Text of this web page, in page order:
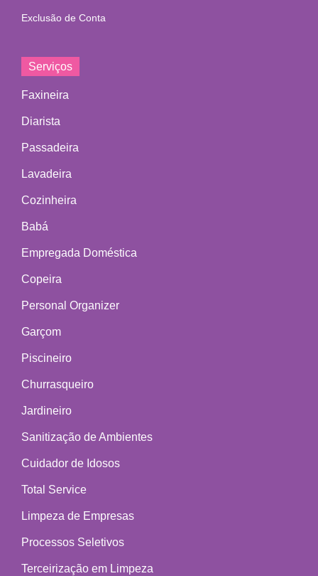
Exclusão de Conta
Serviços
Faxineira
Diarista
Passadeira
Lavadeira
Cozinheira
Babá
Empregada Doméstica
Copeira
Personal Organizer
Garçom
Piscineiro
Churrasqueiro
Jardineiro
Sanitização de Ambientes
Cuidador de Idosos
Total Service
Limpeza de Empresas
Processos Seletivos
Terceirização em Limpeza